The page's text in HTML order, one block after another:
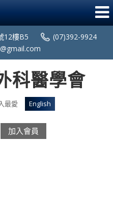
12樓B5
(07)392-9924
最愛 English
加入會員